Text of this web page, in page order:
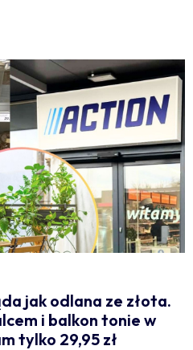
jak odlana ze złota.
i balkon tonie w
tylko 29,95 zł